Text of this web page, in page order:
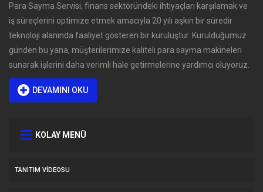
Para Sayma Servisi, finans sektöründeki ihtiyaçları karşılamak ve
iş süreçlerini optimize etmek amacıyla 20 yılı aşkın bir süredir
teknoloji alanında faaliyet gösteren bir kuruluştur. Kurulduğumuz
günden bu yana, müşterilerimize kaliteli para sayma makineleri
sunarak işlerini daha verimli hale getirmelerine yardımcı oluyoruz.
DEVAMINI OKU
KOLAY MENÜ
TANITIM VIDEOSU